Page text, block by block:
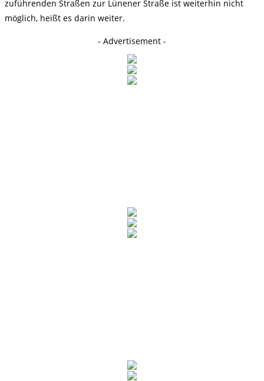
zuführenden Straßen zur Lünener Straße ist weiterhin nicht
möglich, heißt es darin weiter.
- Advertisement -